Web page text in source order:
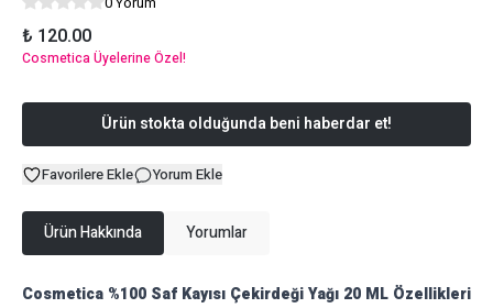
₺ 120.00
Cosmetica Üyelerine Özel!
Ürün stokta olduğunda beni haberdar et!
Favorilere Ekle Yorum Ekle
Ürün Hakkında Yorumlar
Cosmetica %100 Saf Kayısı Çekirdeği Yağı 20 ML Özellikleri